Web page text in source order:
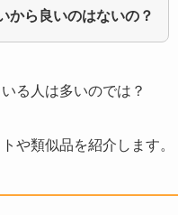
から良いのはないの？
る人は多いのでは？
や類似品を紹介 します。